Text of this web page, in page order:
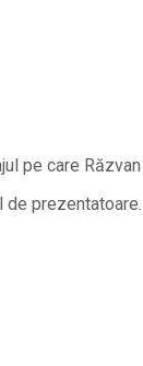
pe care
de prezentatoare.